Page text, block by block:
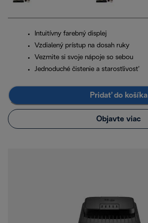
Intuitívny farebný displej
Vzdialený prístup na dosah ruky
Vezmite si svoje nápoje so sebou
Jednoduché čistenie a starostlivosť
Pridať do košíka
Objavte viac